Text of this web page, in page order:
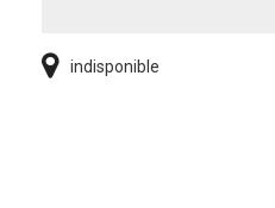
indisponible